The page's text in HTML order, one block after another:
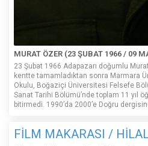
MURAT ÖZER (23 ŞUBAT 1966 / 09
23 Şubat 1966 Adapazarı doğumlu
kentte tamamladıktan sonra Marmara
Okulu, Boğaziçi Üniversitesi Felsefe
Sanat Tarihi Bölümü’nde toplam 11 yıl
bitirmedi. 1990’da 2000’e Doğru
FİLM MAKARASI /